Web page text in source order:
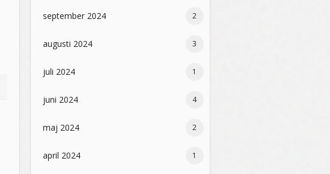
september 2024 2
augusti 2024 3
juli 2024 1
juni 2024 4
maj 2024 2
april 2024 1